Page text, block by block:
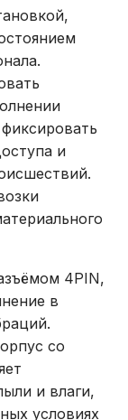
и
4PIN,
в
со
и влаги,
условиях